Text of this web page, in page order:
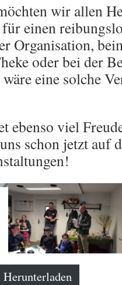
wir allen
einen
Organisation,
oder bei der
eine solche
ebenso viel
schon jetzt auf
Herunterladen